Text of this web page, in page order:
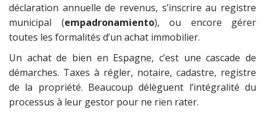
déclaration annuelle de revenus, s’inscrire au registre
municipal (empadronamiento), ou encore gérer
toutes les formalités d’un achat immobilier.
Un achat de bien en Espagne, c’est une cascade de
démarches. Taxes à régler, notaire, cadastre, registre
de la propriété. Beaucoup délèguent l’intégralité du
processus à leur gestor pour ne rien rater.